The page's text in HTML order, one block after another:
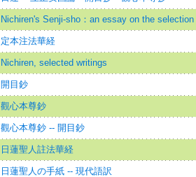
Nichiren's Senji-sho：an essay on the
定本注法華経
Nichiren, selected writings
開目鈔
觀心本尊鈔
觀心本尊鈔 -- 開目鈔
日蓮聖人註法華経
日蓮聖人の手紙 -- 現代語訳